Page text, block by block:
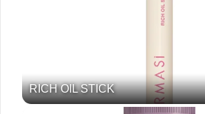
RICH OIL STICK